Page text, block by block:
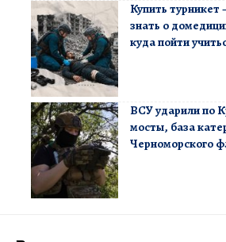
Купить турникет
знать о
куда пойти
ВСУ ударили по
мосты, база
Черноморского